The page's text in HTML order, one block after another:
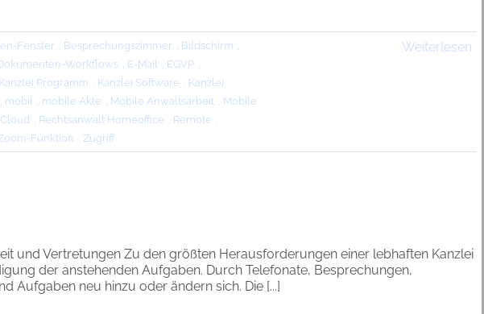
Fenster , Besprechungszimmer , Bildschirm ,
Workflows , E-Mail , EGVP ,
Kanzlei Programm , Kanzlei Software , Kanzlei
, mobil , mobile Akte , Mobile Anwaltsarbeit , Mobile
, Rechtsanwalt Homeoffice , Remote ,
Funktion , Zugriff
Weiterlesen
und Vertretungen Zu den größten Herausforderungen einer lebhaften Kanzlei
der anstehenden Aufgaben. Durch Telefonate, Besprechungen,
Aufgaben neu hinzu oder ändern sich. Die [...]